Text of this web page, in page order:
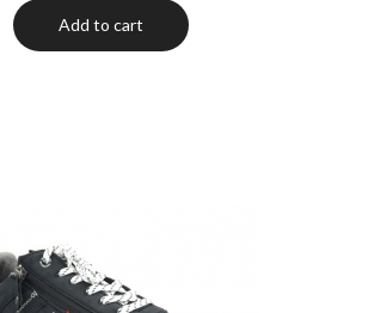
Add to cart